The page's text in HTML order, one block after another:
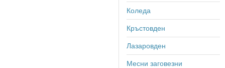
Коледа
Кръстовден
Лазаровден
Месни заговезни